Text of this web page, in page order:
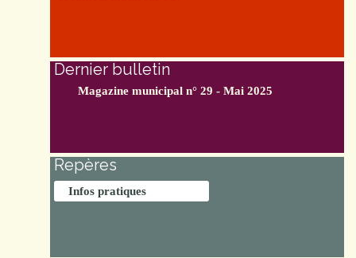
Dernier bulletin
Magazine municipal n° 29 - Mai 2025
Repères
Infos pratiques